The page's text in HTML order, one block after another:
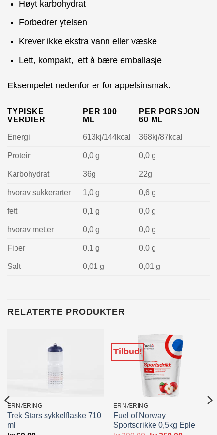
Høyt karbohydrat
Forbedrer ytelsen
Krever ikke ekstra vann eller væske
Lett, kompakt, lett å bære emballasje
Eksempelet nedenfor er for appelsinsmak.
TYPISKE
VERDIER
PER 100
ML
PER PORSJON
60 ML
Energi
613kj/144kcal 368kj/87kcal
Protein 0,0 g 0,0 g
Karbohydrat 36g 22g
hvorav sukkerarter 1,0 g 0,6 g
fett 0,1 g 0,0 g
hvorav metter 0,0 g 0,0 g
Fiber 0,1 g 0,0 g
Salt 0,01 g 0,01 g
RELATERTE PRODUKTER
ERNÆRING
Trek Stars sykkelflaske 710
ml
Tilbud!
ERNÆRING
Fuel of Norway
Sportsdrikke 0,5kg Eple